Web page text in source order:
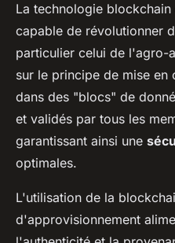
La technologie
capable de révolutionner
particulier celui de l'agro-
sur le principe de mise
dans des "blocs" de
et validés par tous les
garantissant ainsi une
optimales.
L'utilisation de la
d'approvisionnement